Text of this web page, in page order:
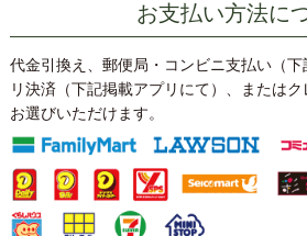
◎限定の茶器はこちら
2025/09/25
【秋の蔵出し限定茶＆季節のお菓子・
りました】
平素はあきは茶園をご愛顧頂き、誠に
す。
お待たせしました。本日より、熟成さ
新茶】が登場しました。さらに、人気
お支払い方法に
代金引換え、郵便局・コンビニ支払い（
リ決済（下記掲載アプリにて）、または
お選びいただけます。